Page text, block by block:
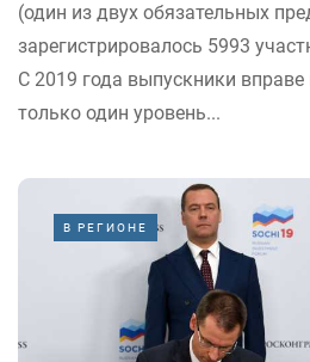
(один из двух обязательных
зарегистрировалось 5993
С 2019 года выпускники
только один уровень...
В РЕГИОНЕ